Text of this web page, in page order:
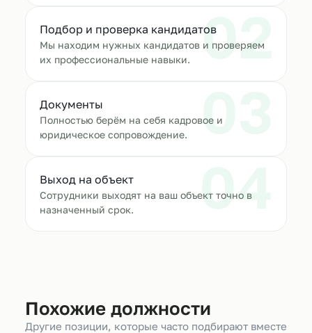
02
Подбор и проверка кандидатов
Мы находим нужных кандидатов и проверяем
их профессиональные навыки.
03
Документы
Полностью берём на себя кадровое и
юридическое сопровождение.
04
Выход на объект
Сотрудники выходят на ваш объект точно в
назначенный срок.
Похожие должности
Другие позиции, которые часто подбирают вместе